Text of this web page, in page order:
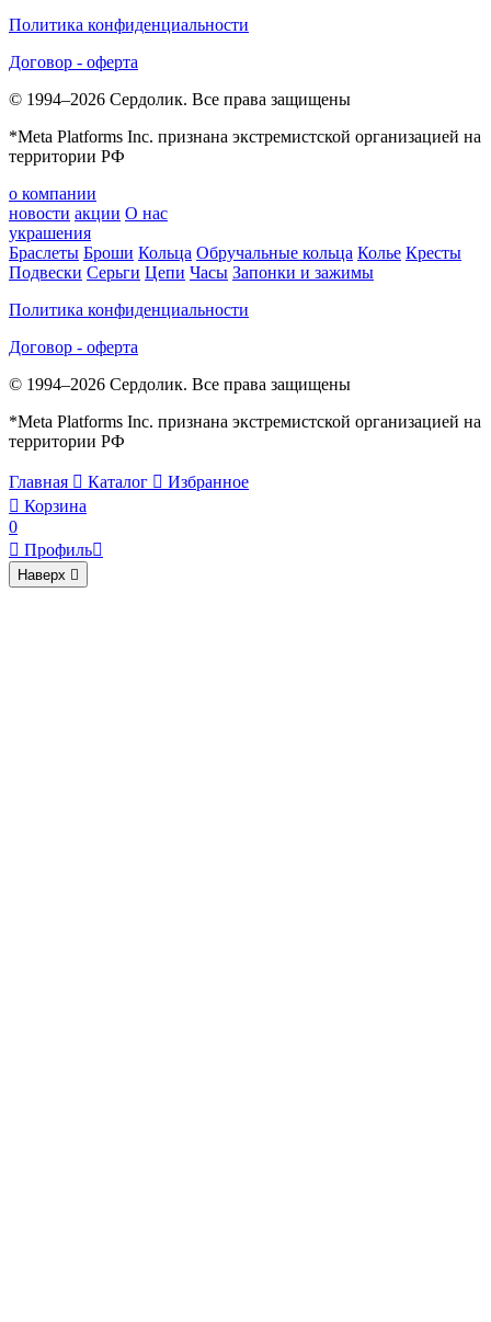
Политика конфиденциальности
Договор - оферта
© 1994–2026 Сердолик. Все права защищены
*Meta Platforms Inc. признана экстремистской организацией на
территории РФ
о компании
новости акции О нас
украшения
Браслеты Броши Кольца Обручальные кольца Колье Кресты
Подвески Серьги Цепи Часы Запонки и зажимы
Политика конфиденциальности
Договор - оферта
© 1994–2026 Сердолик. Все права защищены
*Meta Platforms Inc. признана экстремистской организацией на
территории РФ
Главная  Каталог  Избранное
 Корзина
0
 Профиль
Наверх 